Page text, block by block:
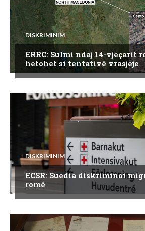
DISKRIMINIM
ERRC: Sulmi ndaj 14-vjeçarit
hetohet si tentativë vrasjeje
DISKRIMINIM
ECSR: Suedia diskriminoi
romë